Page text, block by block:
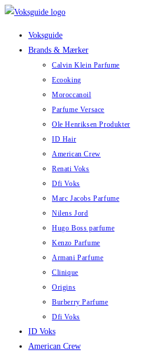
Skip
Voksguide
Brands & Mærker
Calvin Klein Parfume
Ecooking
Moroccanoil
Parfume Versace
Ole Henriksen Produkter
ID Hair
American Crew
Renati Voks
Dfi Voks
Marc Jacobs Parfume
Nilens Jord
Hugo Boss parfume
Kenzo Parfume
Armani Parfume
Clinique
Origins
Burberry Parfume
Dfi Voks
ID Voks
American Crew